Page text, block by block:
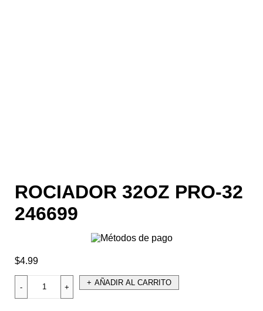
ROCIADOR 32OZ PRO-32
246699
$4.99
AÑADIR AL CARRITO